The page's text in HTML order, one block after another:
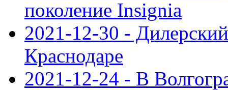
поколение Insignia
2021-12-30 -
Краснодаре
2021-12-24 - В